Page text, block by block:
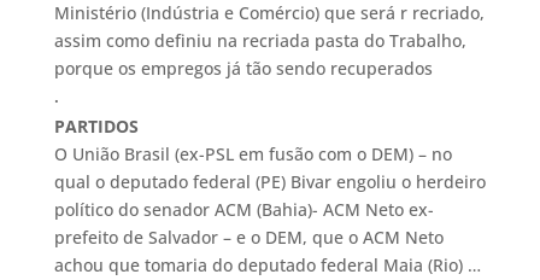
Ministério (Indústria e Comércio) que será r recriado,
assim como definiu na recriada pasta do Trabalho,
porque os empregos já tão sendo recuperados
.
PARTIDOS
O União Brasil (ex-PSL em fusão com o DEM) – no
qual o deputado federal (PE) Bivar engoliu o herdeiro
político do senador ACM (Bahia)- ACM Neto ex-
prefeito de Salvador – e o DEM, que o ACM Neto
achou que tomaria do deputado federal Maia (Rio) …